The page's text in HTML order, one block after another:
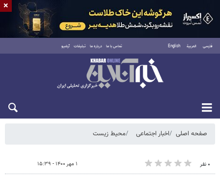
فارسی العربية English تماس با ما درباره ما تبلیغات آرشیو
شنبه ۱۷ مرداد ۱۴۰۵
صفحه اصلی اخبار اجتماعی محیط زیست
۰ نفر ۱ مهر ۱۴۰۰ - ۱۵:۳۹
×